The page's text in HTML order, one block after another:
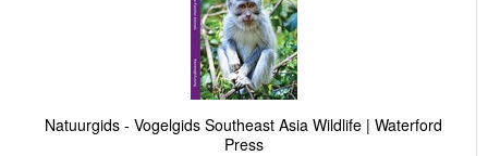
Natuurgids - Vogelgids Southeast Asia Wildlife | Waterford
Press